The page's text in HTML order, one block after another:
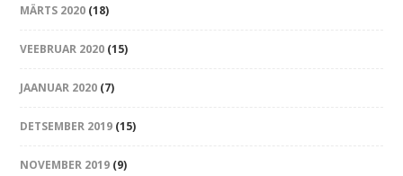
MÄRTS 2020 (18)
VEEBRUAR 2020 (15)
JAANUAR 2020 (7)
DETSEMBER 2019 (15)
NOVEMBER 2019 (9)